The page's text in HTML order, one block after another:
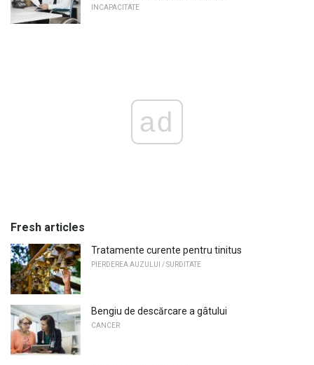
INCAPACITATE
ad
Fresh articles
Tratamente curente pentru tinitus
PIERDEREA AUZULUI / SURDITATE
Bengiu de descărcare a gâtului
CANCER